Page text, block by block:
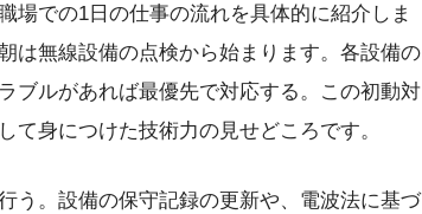
場での1日の仕事の流れを具体的に紹介しま
は無線設備の点検から始まります。各設備の
ブルがあれば最優先で対応する。この初動対
て身につけた技術力の見せどころです。
う。設備の保守記録の更新や、電波法に基づ